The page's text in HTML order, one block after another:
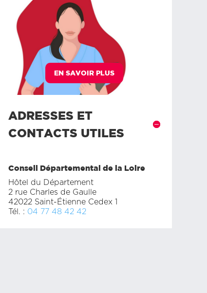
EN SAVOIR PLUS
ADRESSES ET
CONTACTS UTILES
Conseil Départemental de la Loire
Hôtel du Département
2 rue Charles de Gaulle
42022 Saint-Étienne Cedex 1
Tél. : 04 77 48 42 42